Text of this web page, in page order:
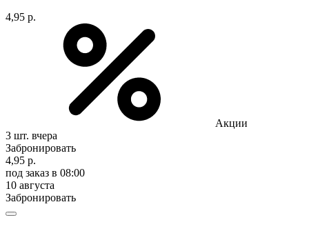
4,95 р.
Акции
3 шт. вчера
Забронировать
4,95 р.
под заказ в 08:00
10 августа
Забронировать